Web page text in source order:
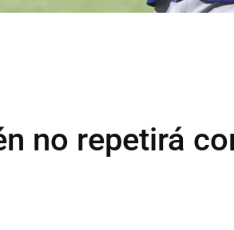
no repetirá